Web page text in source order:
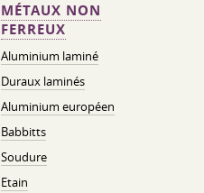
MÉTAUX NON
FERREUX
Aluminium laminé
Duraux laminés
Aluminium européen
Babbitts
Soudure
Etain